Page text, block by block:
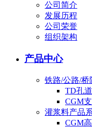
公司简介
发展历程
公司荣誉
组织架构
产品中心
铁路/公路/桥
TD孔
CGM
灌浆料产品
CGM